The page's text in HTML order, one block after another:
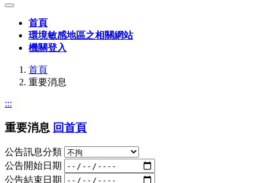
首頁
環境敏感地區之相關網站
機關登入
首頁
重要消息
:::
重要消息 回首頁
公告訊息分類
公告開始日期
公告結束日期